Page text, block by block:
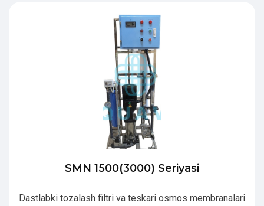
SMN 1500(3000) Seriyasi
Dastlabki tozalash filtri va teskari osmos membranalari